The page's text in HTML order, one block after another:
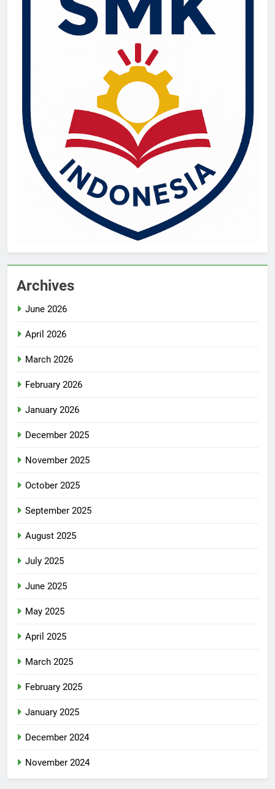
Archives
June 2026
April 2026
March 2026
February 2026
January 2026
December 2025
November 2025
October 2025
September 2025
August 2025
July 2025
June 2025
May 2025
April 2025
March 2025
February 2025
January 2025
December 2024
November 2024